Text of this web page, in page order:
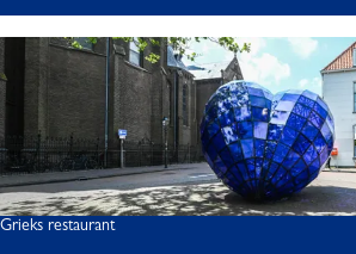
Grieks restaurant